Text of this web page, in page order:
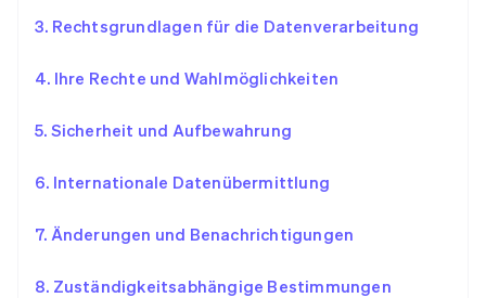
3. Rechtsgrundlagen für die Datenverarbeitung
4. Ihre Rechte und Wahlmöglichkeiten
5. Sicherheit und Aufbewahrung
6. Internationale Datenübermittlung
7. Änderungen und Benachrichtigungen
8. Zuständigkeitsabhängige Bestimmungen